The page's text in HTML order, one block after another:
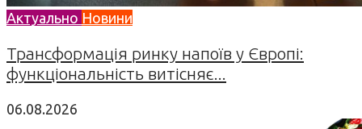
Актуально Новини
Трансформація ринку напоїв у Європі:
функціональність витісняє...
06.08.2026